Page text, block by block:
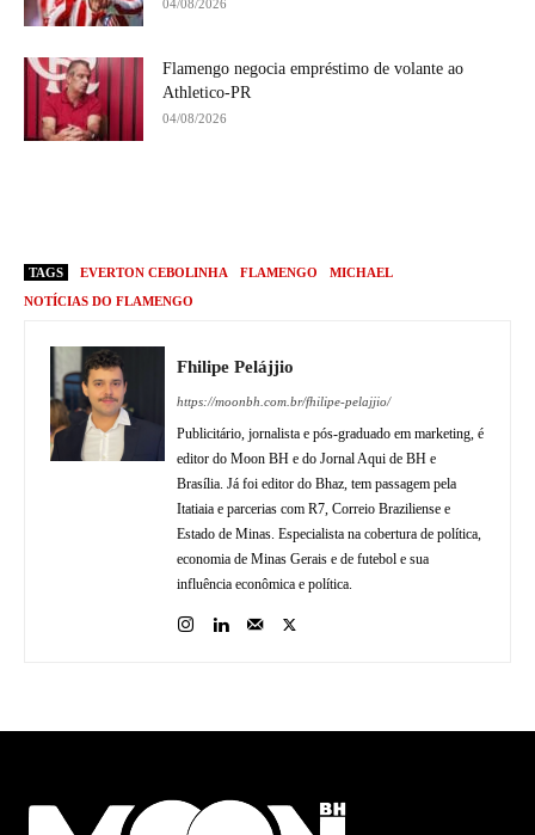
04/08/2026
Flamengo negocia empréstimo de volante ao
Athletico-PR
04/08/2026
TAGS EVERTON CEBOLINHA FLAMENGO
MICHAEL
NOTÍCIAS DO FLAMENGO
Fhilipe Pelájjio
https://moonbh.com.br/fhilipe-pelajjio/
Publicitário, jornalista e pós-graduado em marketing, é
editor do Moon BH e do Jornal Aqui de BH e
Brasília. Já foi editor do Bhaz, tem passagem pela
Itatiaia e parcerias com R7, Correio Braziliense e
Estado de Minas. Especialista na cobertura de política,
economia de Minas Gerais e de futebol e sua
influência econômica e política.